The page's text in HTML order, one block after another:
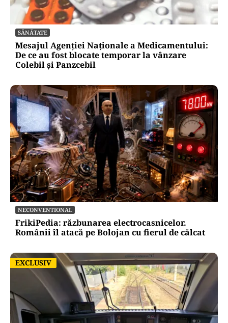
SĂNĂTATE
Mesajul Agenției Naționale a Medicamentului:
De ce au fost blocate temporar la vânzare
Colebil și Panzcebil
NECONVENTIONAL
FrikiPedia: răzbunarea electrocasnicelor.
Românii îl atacă pe Bolojan cu fierul de călcat
EXCLUSIV
EXCLUSIV